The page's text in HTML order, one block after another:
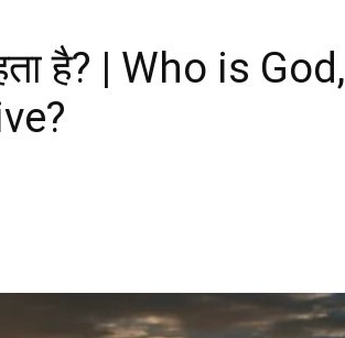
है? | Who is God,